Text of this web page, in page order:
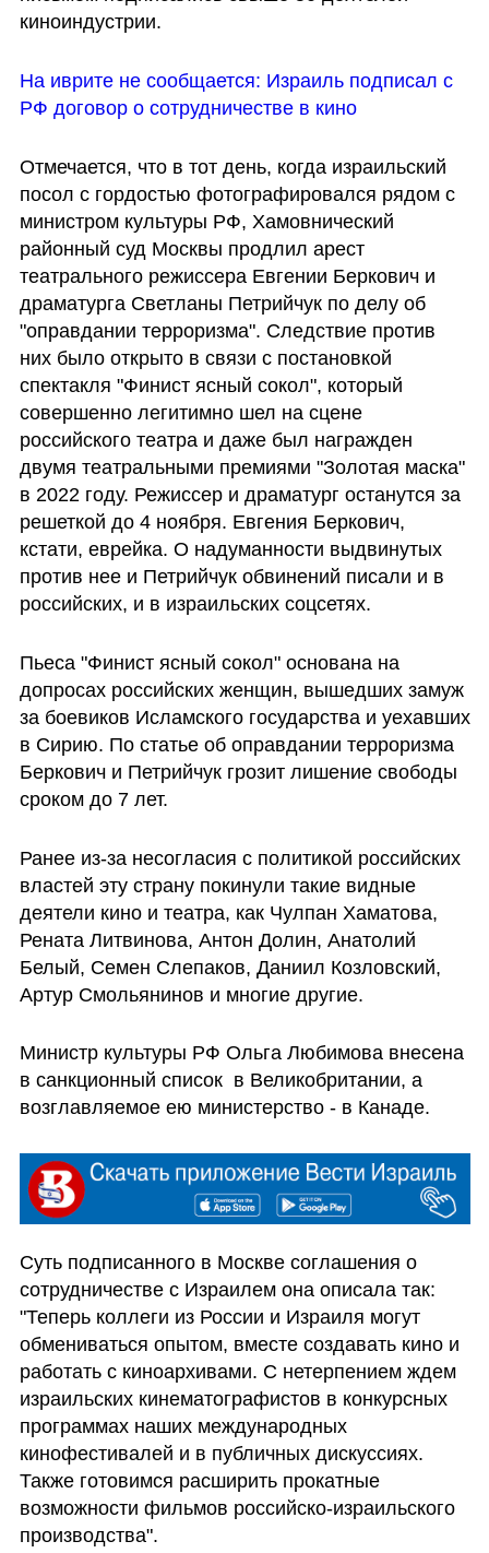
киноиндустрии.
На иврите не сообщается: Израиль подписал с
РФ договор о сотрудничестве в кино
Отмечается, что в тот день, когда израильский
посол с гордостью фотографировался рядом с
министром культуры РФ, Хамовнический
районный суд Москвы продлил арест
театрального режиссера Евгении Беркович и
драматурга Светланы Петрийчук по делу об
"оправдании терроризма". Следствие против
них было открыто в связи с постановкой
спектакля "Финист ясный сокол", который
совершенно легитимно шел на сцене
российского театра и даже был награжден
двумя театральными премиями "Золотая маска"
в 2022 году. Режиссер и драматург останутся за
решеткой до 4 ноября. Евгения Беркович,
кстати, еврейка. О надуманности выдвинутых
против нее и Петрийчук обвинений писали и в
российских, и в израильских соцсетях.
Пьеса "Финист ясный сокол" основана на
допросах российских женщин, вышедших замуж
за боевиков Исламского государства и уехавших
в Сирию. По статье об оправдании терроризма
Беркович и Петрийчук грозит лишение свободы
сроком до 7 лет.
Ранее из-за несогласия с политикой российских
властей эту страну покинули такие видные
деятели кино и театра, как Чулпан Хаматова,
Рената Литвинова, Антон Долин, Анатолий
Белый, Семен Слепаков, Даниил Козловский,
Артур Смольянинов и многие другие.
Министр культуры РФ Ольга Любимова внесена
в санкционный список  в Великобритании, а
возглавляемое ею министерство - в Канаде.
Суть подписанного в Москве соглашения о
сотрудничестве с Израилем она описала так:
"Теперь коллеги из России и Израиля могут
обмениваться опытом, вместе создавать кино и
работать с киноархивами. С нетерпением ждем
израильских кинематографистов в конкурсных
программах наших международных
кинофестивалей и в публичных дискуссиях.
Также готовимся расширить прокатные
возможности фильмов российско-израильского
производства".